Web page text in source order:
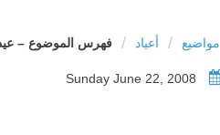
مواضيع / أعياد / فهرس الموضوع –